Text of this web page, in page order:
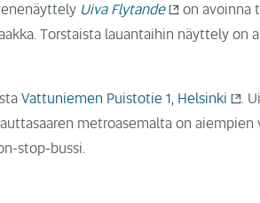
Uiva Flytande
on avoinna
Torstaista lauantaihin näyttely on
Vattuniemen Puistotie 1, Helsinki
.
metroasemalta on
stop-bussi.